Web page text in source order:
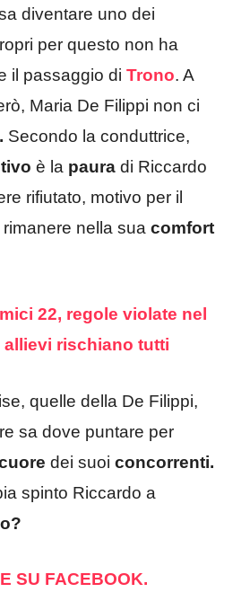
diventare uno dei
per questo non ha
il passaggio di Trono. A
Maria De Filippi non ci
Secondo la conduttrice,
è la paura di Riccardo
rifiutato, motivo per il
nella sua comfort
22, regole violate nel
allievi rischiano tutti
quelle della De Filippi,
sa dove puntare per
dei suoi concorrenti.
spinto Riccardo a
SU FACEBOOK.